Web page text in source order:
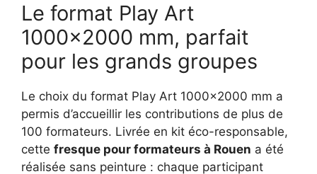
Le format Play Art
1000×2000 mm, parfait
pour les grands groupes
Le choix du format Play Art 1000×2000 mm a
permis d’accueillir les contributions de plus de
100 formateurs. Livrée en kit éco-responsable,
cette fresque pour formateurs à Rouen a été
réalisée sans peinture : chaque participant